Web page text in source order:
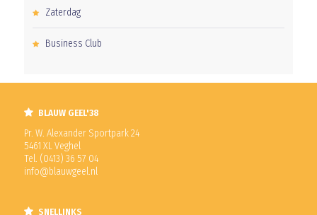
Zaterdag
Business Club
BLAUW GEEL'38
Pr. W. Alexander Sportpark 24
5461 XL Veghel
Tel. (0413) 36 57 04
info@blauwgeel.nl
SNELLINKS